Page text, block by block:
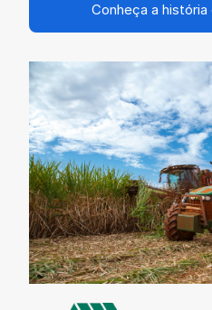
Conheça a